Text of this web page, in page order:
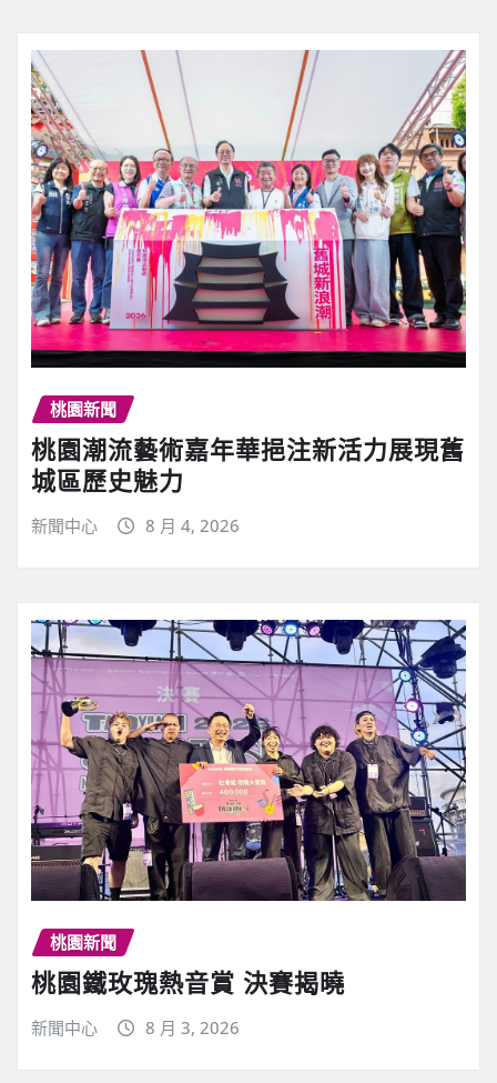
桃園新聞
桃園潮流藝術嘉年華挹注新活力展現舊
城區歷史魅力
新聞中心 8 月 4, 2026
桃園新聞
桃園鐵玫瑰熱音賞 決賽揭曉
新聞中心 8 月 3, 2026